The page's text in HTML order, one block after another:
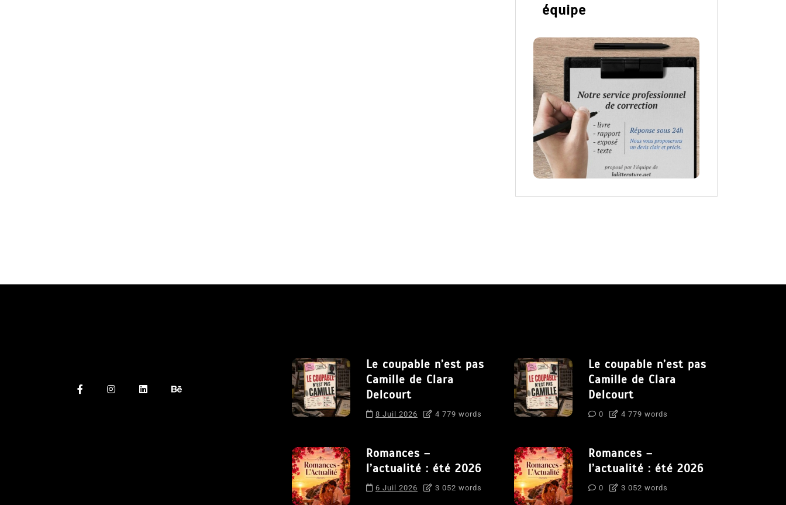
équipe
Le coupable n’est pas
Camille de Clara
Delcourt
8 Juil 2026 4 779 words
Romances –
l’actualité : été 2026
6 Juil 2026 3 052 words
Le coupable n’est pas
Camille de Clara
Delcourt
0 4 779 words
Romances –
l’actualité : été 2026
0 3 052 words